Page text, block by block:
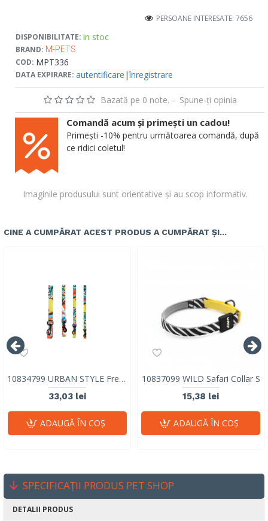
DISPONIBILITATE: in stoc
BRAND: M-PETS
COD: MPT336
DATA EXPIRARE: autentificare |înregistrare
PERSOANE INTERESATE: 7656
Bazată pe 0 note. - Spune-ţi opinia
Imaginile produsului sunt orientative și au scop informativ.
Comandă acum și primești un cadou!
Primești -10% pentru următoarea comandă, după
ce ridici coletul!
CINE A CUMPĂRAT ACEST PRODUS A CUMPĂRAT ȘI...
10834799 URBAN STYLE Freestyle Leash M
33,03 lei
ADAUGĂ ÎN COŞ
10837099 WILD Safari Collar S
15,38 lei
ADAUGĂ ÎN COŞ
SPECIFICAȚII PRODUS PET SHOP
DETALII PRODUS